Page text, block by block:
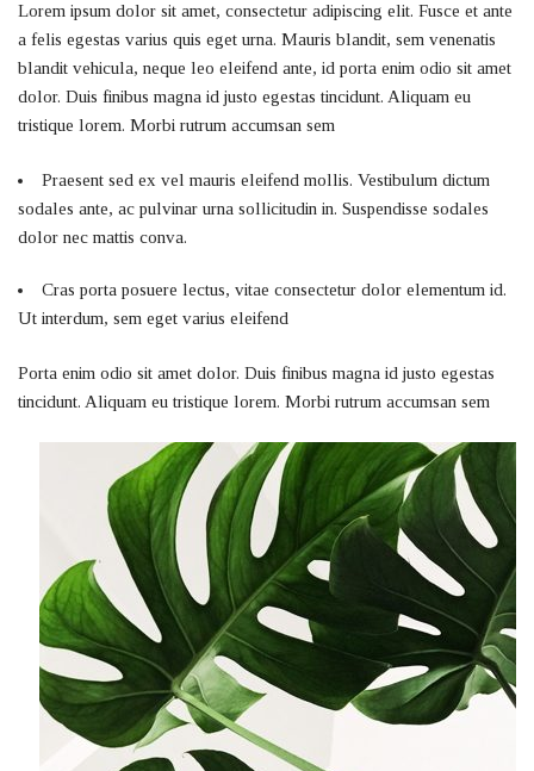
Lorem ipsum dolor sit amet, consectetur adipiscing elit. Fusce et ante
a felis egestas varius quis eget urna. Mauris blandit, sem venenatis
blandit vehicula, neque leo eleifend ante, id porta enim odio sit amet
dolor. Duis finibus magna id justo egestas tincidunt. Aliquam eu
tristique lorem. Morbi rutrum accumsan sem
Praesent sed ex vel mauris eleifend mollis. Vestibulum dictum
sodales ante, ac pulvinar urna sollicitudin in. Suspendisse sodales
dolor nec mattis conva.
Cras porta posuere lectus, vitae consectetur dolor elementum id.
Ut interdum, sem eget varius eleifend
Porta enim odio sit amet dolor. Duis finibus magna id justo egestas
tincidunt. Aliquam eu tristique lorem. Morbi rutrum accumsan sem